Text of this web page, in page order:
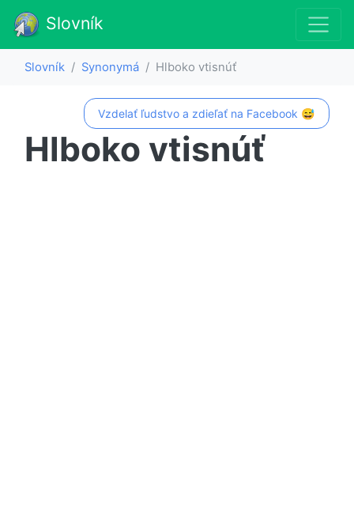
Slovník
Slovník Synonymá Hlboko vtisnúť
Vzdelať ľudstvo a zdieľať na Facebook 😅
Hlboko vtisnúť